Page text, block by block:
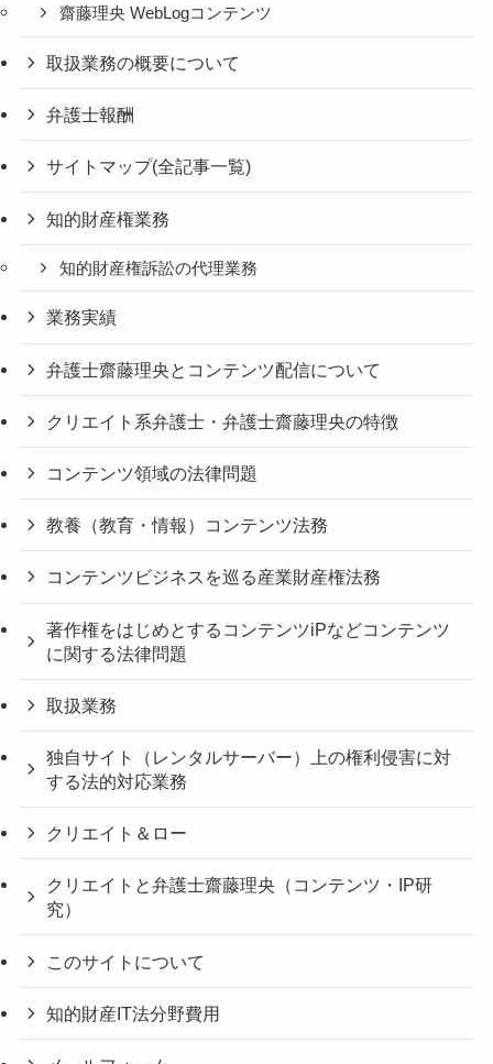
齋藤理央 WebLogコンテンツ
取扱業務の概要について
弁護士報酬
サイトマップ(全記事一覧)
知的財産権業務
知的財産権訴訟の代理業務
業務実績
弁護士齋藤理央とコンテンツ配信について
クリエイト系弁護士・弁護士齋藤理央の特徴
コンテンツ領域の法律問題
教養（教育・情報）コンテンツ法務
コンテンツビジネスを巡る産業財産権法務
著作権をはじめとするコンテンツiPなどコンテンツ
に関する法律問題
取扱業務
独自サイト（レンタルサーバー）上の権利侵害に対
する法的対応業務
クリエイト＆ロー
クリエイトと弁護士齋藤理央（コンテンツ・IP研
究）
このサイトについて
知的財産IT法分野費用